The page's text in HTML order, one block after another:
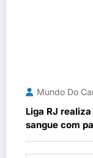
Mundo Do
Liga RJ
sangue com
Série Ouro no